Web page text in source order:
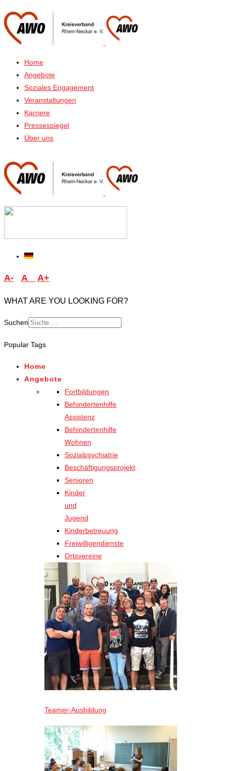
Home
Angebote
Soziales Engagement
Veranstaltungen
Karriere
Pressespiegel
Über uns
A- A A+
WHAT ARE YOU LOOKING FOR?
Suchen
for results.
Popular Tags
Home
Angebote
Fortbildungen
Behindertenhilfe
Assistenz
Behindertenhilfe
Wohnen
Sozialpsychiatrie
Beschäftigungsprojekt
Senioren
Kinder
und
Jugend
Kinderbetreuung
Freiwilligendienste
Ortsvereine
Teamer-Ausbildung